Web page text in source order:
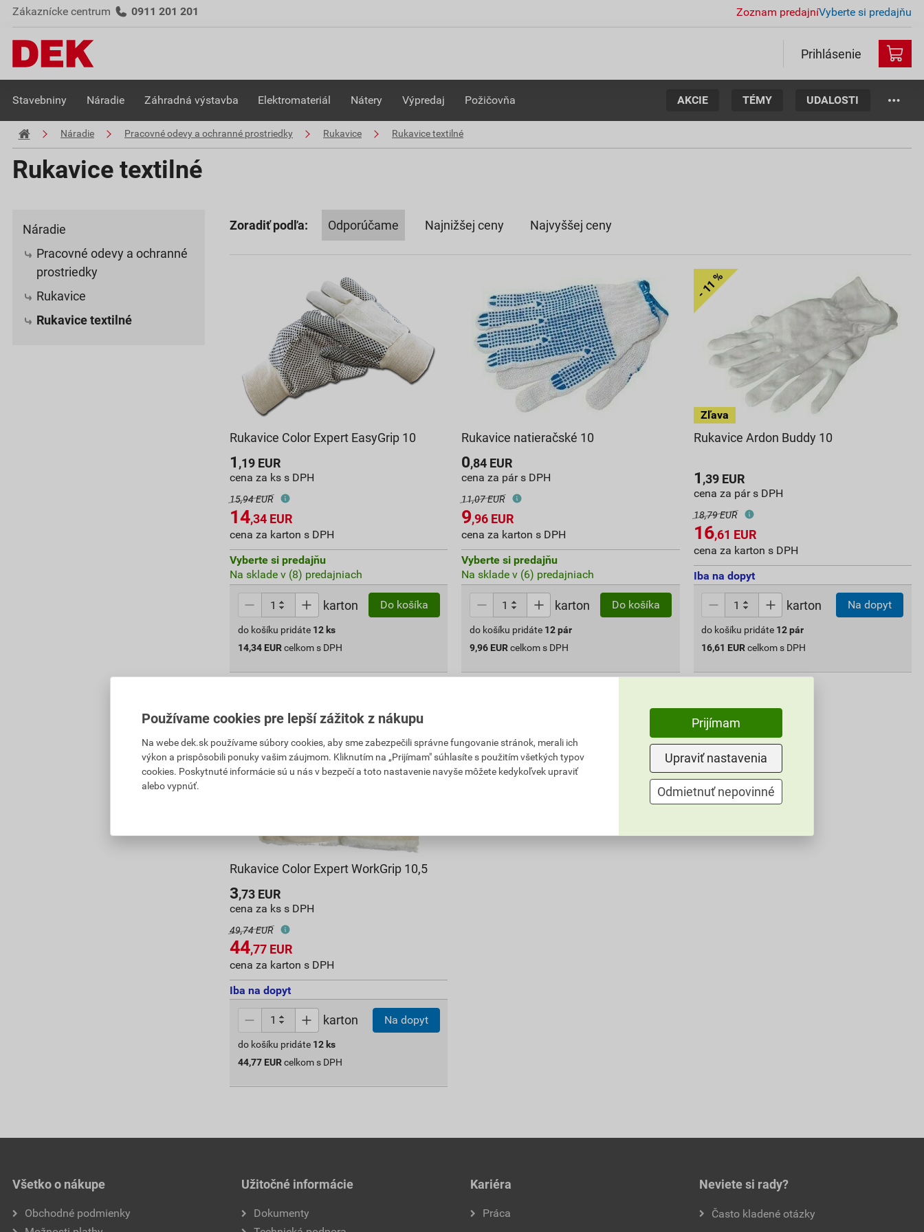
Zákaznícke centrum 0911 201 201 Zoznam predajníVyberte si predajňu
Prihlásenie
Stavebniny Náradie Záhradná výstavba Elektromateriál Nátery Výpredaj Požičovňa AKCIE TÉMY UDALOSTI
Náradie Pracovné odevy a ochranné prostriedky Rukavice Rukavice textilné
Rukavice textilné
Náradie
Pracovné odevy a ochranné
prostriedky
Rukavice
Rukavice textilné
Zoradiť podľa: Odporúčame Najnižšej ceny Najvyššej ceny
Rukavice Color Expert EasyGrip 10
1 ,19 EUR
cena za ks s DPH
15,94 EUR
14,34 EUR
cena za karton s DPH
Vyberte si predajňu
Na sklade v (8) predajniach
karton Do košíka
do košíku pridáte 12 ks
14,34 EUR celkom s DPH
Rukavice natieračské 10
0,84 EUR
cena za pár s DPH
11,07 EUR
9,96 EUR
cena za karton s DPH
Vyberte si predajňu
Na sklade v (6) predajniach
karton Do košíka
do košíku pridáte 12pár
9,96 EURcelkom s DPH
Rukavice Ardon Buddy 10
1 ,39EUR
cena za pár s DPH
18,79 EUR
16,61 EUR
cena za karton s DPH
Iba na dopyt
karton Na dopyt
do košíku pridáte 12 pár
16,61 EUR celkom s DPH
Rukavice Color Expert WorkGrip 10,5
3,73 EUR
cena za ks s DPH
49,74 EUR
44,77 EUR
cena za karton s DPH
Iba na dopyt
karton Na dopyt
do košíku pridáte 12 ks
44,77 EUR celkom s DPH
Všetko o nákupe
Obchodné podmienky
Užitočné informácie
Dokumenty
Kariéra
Práca
Neviete si rady?
Často kladené otázky
Používame cookies pre lepší zážitok z nákupu
Na webe dek.sk používame súbory cookies, aby sme zabezpečili správne fungovanie stránok, merali ich
výkon a prispôsobili ponuky vašim záujmom. Kliknutím na „Prijímam" súhlasíte s použitím všetkých typov
cookies. Poskytnuté informácie sú u nás v bezpečí a toto nastavenie navyše môžete kedykoľvek upraviť
alebo vypnúť.
Prijímam
Upraviť nastavenia
Odmietnuť nepovinné